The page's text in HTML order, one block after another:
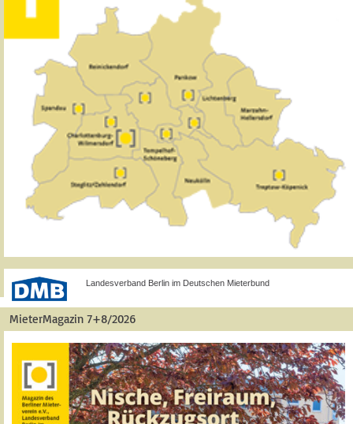
Landesverband Berlin im Deutschen Mieterbund
MieterMagazin 7+8/2026